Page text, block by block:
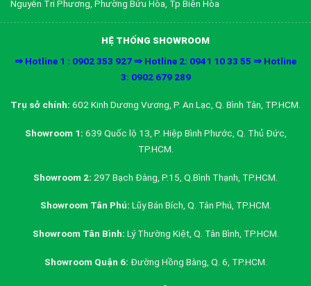
Nguyễn Tri Phương, Phường Bửu Hòa, Tp Biên Hòa
HỆ THỐNG SHOWROOM
⇒ Hotline 1 : 0902 353 927 ⇒ Hotline 2: 0941 10 33 55 ⇒ Hotline
3: 0902 679 289
Trụ sở chính: 602 Kinh Dương Vương, P. An Lạc, Q. Bình Tân, TP.HCM.
Showroom 1: 639 Quốc lộ 13, P. Hiệp Bình Phước, Q. Thủ Đức,
TP.HCM.
Showroom 2: 297 Bạch Đằng, P.15, Q.Bình Thạnh, TP.HCM.
Showroom Tân Phú: Lũy Bán Bích, Q. Tân Phú, TP.HCM.
Showroom Tân Bình: Lý Thường Kiệt, Q. Tân Bình, TP.HCM.
Showroom Quận 6: Đường Hồng Bàng, Q. 6, TP.HCM.